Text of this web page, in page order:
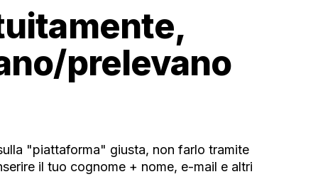
prelevano
"piattaforma" giusta, non farlo tramite
il tuo cognome + nome, e-mail e altri